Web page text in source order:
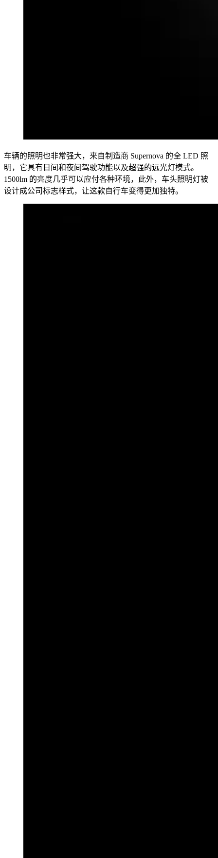
车辆的照明也非常强大，来自制造商 Supernova 的全 LED 照
明，它具有日间和夜间驾驶功能以及超强的远光灯模式。
1500lm 的亮度几乎可以应付各种环境，此外，车头照明灯被
设计成公司标志样式，让这款自行车变得更加独特。